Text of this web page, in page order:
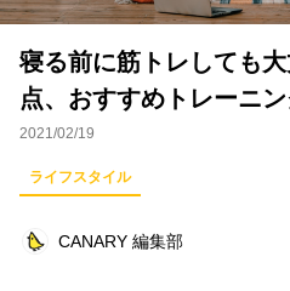
健康 スキルアップ
エンターテインメント
トレーニング スポー
寝る前に筋トレしても
点、おすすめトレーニ
2021/02/19
ライフスタイル
CANARY 編集部